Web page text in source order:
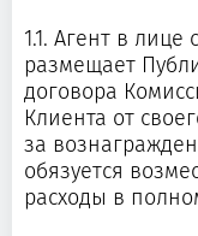
1.1. Агент в
размещает
договора
Клиента от
за
обязуется
расходы в